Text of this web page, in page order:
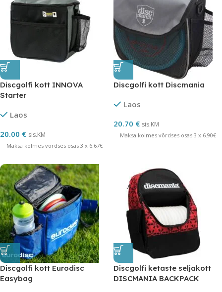
Discgolfi kott INNOVA
Starter
Laos
20.00 € sis.KM
Maksa kolmes võrdses osas 3 x 6.67€
Discgolfi kott Discmania
Laos
20.70 € sis.KM
Maksa kolmes võrdses osas 3 x 6.90€
Discgolfi kott Eurodisc
Easybag
Discgolfi ketaste seljakott
DISCMANIA BACKPACK